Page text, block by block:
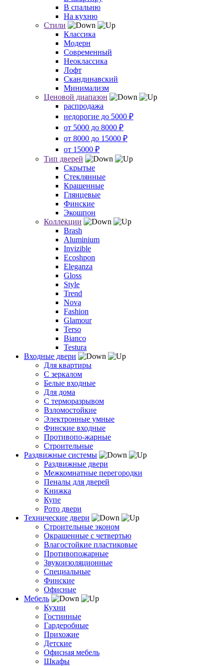
В спальню
На кухню
Стили
Классика
Модерн
Современный
Неоклассика
Лофт
Скандинавский
Минимализм
Ценовой диапазон
распродажа
недорогие до 5000 ₽
от 5000 до 8000 ₽
от 8000 до 15000 ₽
от 15000 ₽
Тип дверей
Скрытые
Стеклянные
Крашенные
Глянцевые
Финские
Экошпон
Коллекции
Brash
Aluminium
Invizible
Ecoshpon
Eleganza
Gloss
Style
Trend
Nova
Fashion
Glamour
Terso
Bianco
Testura
Входные двери
Для квартиры
С зеркалом
Белые входные
Для дома
С терморазрывом
Взломостойкие
Электронные умные
Финские входные
Противопо-жарные
Строительные
Раздвижные системы
Раздвижные двери
Межкомнатные перегородки
Пеналы для дверей
Книжка
Купе
Рото двери
Технические двери
Строительные эконом
Окрашенные с четвертью
Влагостойкие пластиковые
Противопожарные
Звукоизоляционные
Специальные
Финские
Офисные
Мебель
Кухни
Гостинные
Гардеробные
Прихожие
Детские
Офисная мебель
Шкафы